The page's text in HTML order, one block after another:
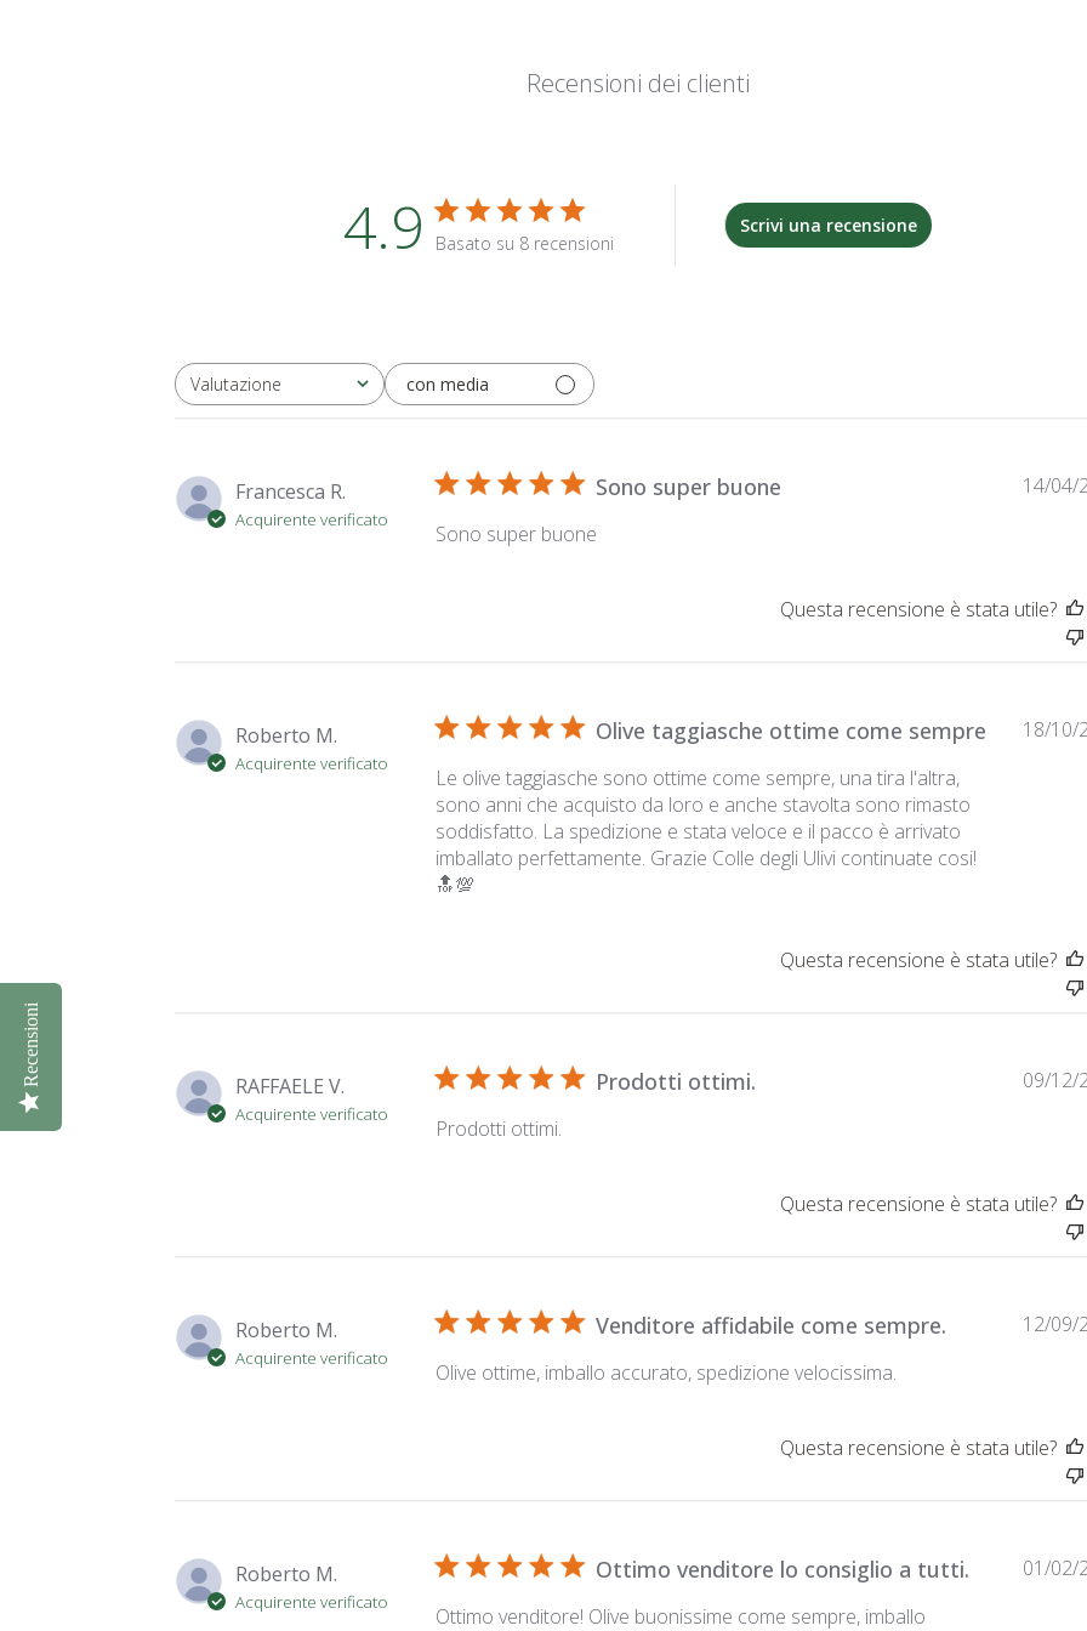
Recensioni dei clienti
4.9 Basato su 8 recensioni
Scrivi una recensione
Valutazione
Tutte le valutazioni con media
Francesca R.
Acquirente verificato
Sono super buone
Sono super buone
14/04/
Questa recensione è stata utile?
Roberto M.
Acquirente verificato
Olive taggiasche ottime come sempre
Le olive taggiasche sono ottime come sempre, una tira l'altra,
sono anni che acquisto da loro e anche stavolta sono rimasto
soddisfatto. La spedizione e stata veloce e il pacco è arrivato
imballato perfettamente. Grazie Colle degli Ulivi continuate cosi!
🔝💯
18/10/
Questa recensione è stata utile?
RAFFAELE V.
Acquirente verificato
Prodotti ottimi.
Prodotti ottimi.
09/12/
Questa recensione è stata utile?
Roberto M.
Acquirente verificato
Venditore affidabile come sempre.
Olive ottime, imballo accurato, spedizione velocissima.
12/09/
Questa recensione è stata utile?
Roberto M.
Acquirente verificato
Ottimo venditore lo consiglio a tutti.
Ottimo venditore! Olive buonissime come sempre, imballo
01/02/
Recensioni